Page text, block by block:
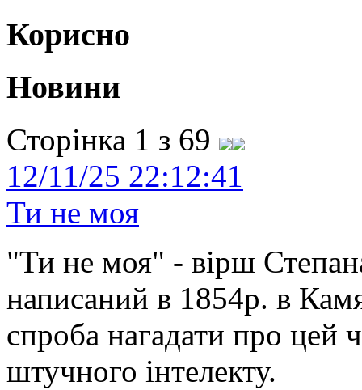
Корисно
Новини
Сторінка 1 з 69
12/11/25 22:12:41
Ти не моя
"Ти не моя" - вірш
написаний в 1854р. в
спроба нагадати про цей
штучного інтелекту.